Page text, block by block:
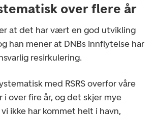
over flere år
at det har vært en god utvikling
han mener at DNBs innflytelse har
resirkulering.
med RSRS overfor våre
over fire år, og det skjer mye
ikke har kommet helt i havn,